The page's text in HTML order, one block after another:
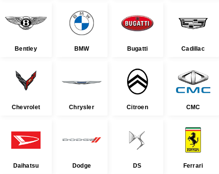
Bentley BMW Bugatti Cadillac
Chevrolet Chrysler Citroen CMC
Daihatsu Dodge DS Ferrari